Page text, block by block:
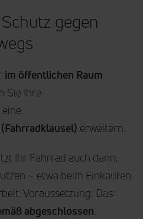
gegen
im öffentlichen Raum
Sie Ihre
erweitern.
Ihr Fahrrad auch dann,
– etwa beim Einkaufen
Voraussetzung: Das
abgeschlossen.